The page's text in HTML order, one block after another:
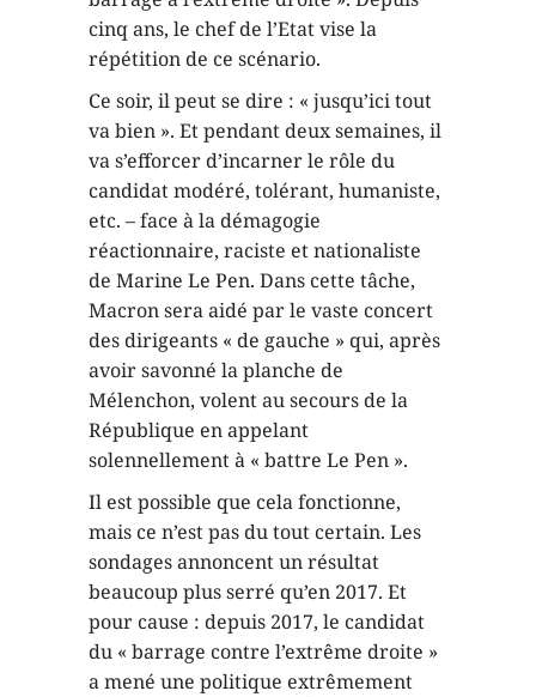
cinq ans, le chef de l’Etat vise la
répétition de ce scénario.
Ce soir, il peut se dire : « jusqu’ici tout
va bien ». Et pendant deux semaines, il
va s’efforcer d’incarner le rôle du
candidat modéré, tolérant, humaniste,
etc. – face à la démagogie
réactionnaire, raciste et nationaliste
de Marine Le Pen. Dans cette tâche,
Macron sera aidé par le vaste concert
des dirigeants « de gauche » qui, après
avoir savonné la planche de
Mélenchon, volent au secours de la
République en appelant
solennellement à « battre Le Pen ».
Il est possible que cela fonctionne,
mais ce n’est pas du tout certain. Les
sondages annoncent un résultat
beaucoup plus serré qu’en 2017. Et
pour cause : depuis 2017, le candidat
du « barrage contre l’extrême droite »
a mené une politique extrêmement